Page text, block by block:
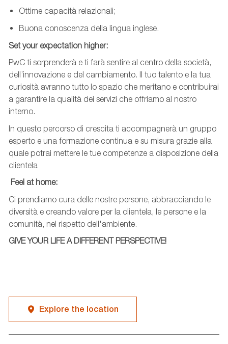
Ottime capacità relazionali;
Buona conoscenza della lingua inglese.
Set your expectation higher:
PwC ti sorprenderà e ti farà sentire al centro della società,
dell’innovazione e del cambiamento. Il tuo talento e la tua
curiosità avranno tutto lo spazio che meritano e contribuirai
a garantire la qualità dei servizi che offriamo al nostro
interno.
In questo percorso di crescita ti accompagnerà un gruppo
esperto e una formazione continua e su misura grazie alla
quale potrai mettere le tue competenze a disposizione della
clientela
Feel at home:
Ci prendiamo cura delle nostre persone, abbracciando le
diversità e creando valore per la clientela, le persone e la
comunità, nel rispetto dell'ambiente.
GIVE YOUR LIFE A DIFFERENT PERSPECTIVE!
Explore the location